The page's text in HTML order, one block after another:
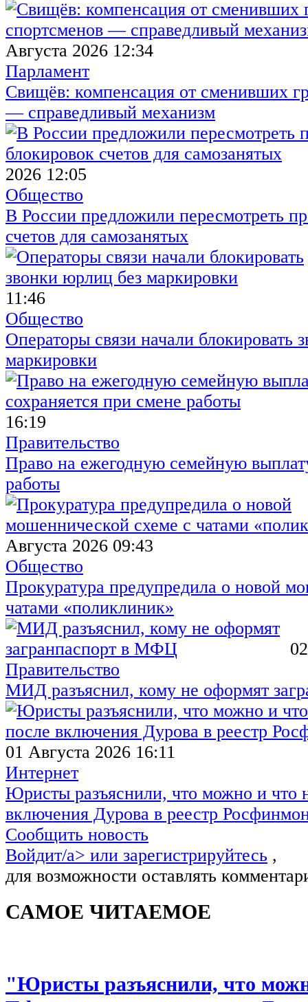
Августа 2026 12:34
Парламент
Свищёв: компенсация от сменивших
— справедливый механизм
2026 12:05
Общество
В России предложили пересмотреть
счетов для самозанятых
11:46
Общество
Операторы связи начали блокировать
маркировки
16:19
Правительство
Право на ежегодную семейную
работы
Августа 2026 09:43
Общество
Прокуратура предупредила о новой
чатами «поликлиник»
Правительство
МИД разъяснил, кому не оформят
01 Августа 2026 16:11
Интернет
Юристы разъяснили, что можно и что
включения Дурова в реестр
Сообщить новость
Войдит/a> или зарегистрируйтесь ,
для возможности оставлять
САМОЕ ЧИТАЕМОЕ
"Юристы разъяснили, что